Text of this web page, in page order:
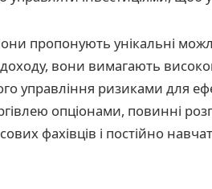
пропонують унікальні
доходу, вони вимагають
управління ризиками для
опціонами, повинні
фахівців і постійно